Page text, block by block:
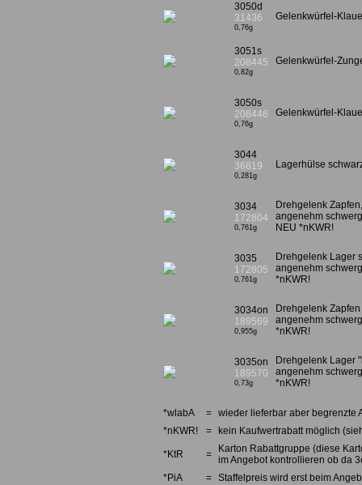
3050d
31436
0,76g
Gelenkwürfel-
3051s
208445
0,82g
Gelenkwürfel-
3050s
208446
0,76g
Gelenkwürfel-
3044
36819
0,281g
Lagerhülse
3034
172804
0,761g
Drehgelenk
angenehm
NEU *nKWR!
3035
172805
0,761g
Drehgelenk Lager
angenehm
*nKWR!
3034on
189569
0,955g
Drehgelenk
angenehm
*nKWR!
3035on
189570
0,73g
Drehgelenk Lager
angenehm
*nKWR!
*wlabA = wieder lieferbar aber begrenzte
*nKWR!
= kein Kaufwertrabatt möglich
*KtR =
Karton Rabattgruppe (diese
im Angebot kontrollieren ob da
*PiA
= Staffelpreis wird erst beim